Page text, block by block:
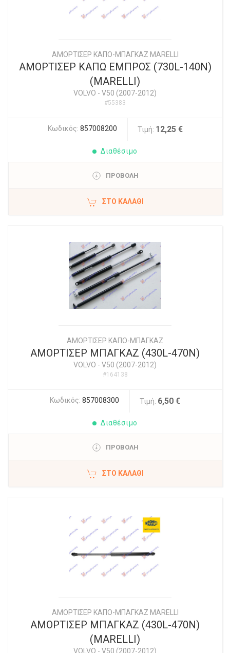
ΑΜΟΡΤΙΣΕΡ ΚΑΠΟ-ΜΠΑΓΚΑΖ MARELLI
ΑΜΟΡΤΙΣΕΡ ΚΑΠΩ ΕΜΠΡΟΣ (730L-140N)
(MARELLI)
VOLVO - V50 (2007-2012)
#55383
Κωδικός: 857008200 Τιμή: 12,25 €
Διαθέσιμο
ΠΡΟΒΟΛΗ
ΣΤΟ ΚΑΛΆΘΙ
ΑΜΟΡΤΙΣΕΡ ΚΑΠΟ-ΜΠΑΓΚΑΖ
ΑΜΟΡΤΙΣΕΡ ΜΠΑΓΚΑΖ (430L-470N)
VOLVO - V50 (2007-2012)
#164138
Κωδικός: 857008300 Τιμή: 6,50 €
Διαθέσιμο
ΠΡΟΒΟΛΗ
ΣΤΟ ΚΑΛΆΘΙ
ΑΜΟΡΤΙΣΕΡ ΚΑΠΟ-ΜΠΑΓΚΑΖ MARELLI
ΑΜΟΡΤΙΣΕΡ ΜΠΑΓΚΑΖ (430L-470N)
(MARELLI)
VOLVO - V50 (2007-2012)